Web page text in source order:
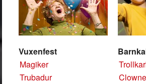
Vuxenfest
Magiker
Trubadur